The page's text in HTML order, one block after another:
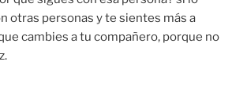
otras personas y te sientes más a
cambies a tu compañero, porque no